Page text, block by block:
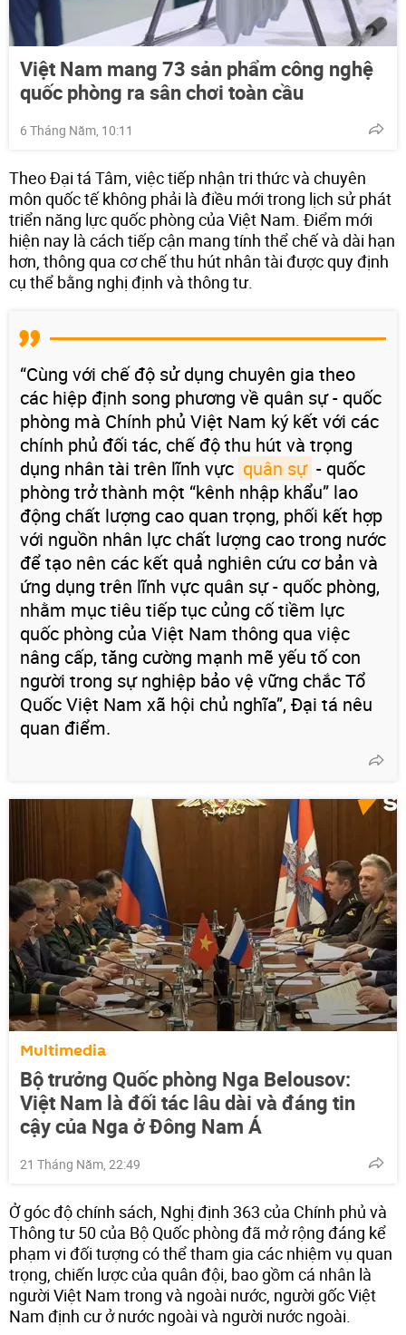
Việt Nam mang 73 sản phẩm công nghệ
quốc phòng ra sân chơi toàn cầu
6 Tháng Năm, 10:11
Theo Đại tá Tâm, việc tiếp nhận tri thức và chuyên
môn quốc tế không phải là điều mới trong lịch sử phát
triển năng lực quốc phòng của Việt Nam. Điểm mới
hiện nay là cách tiếp cận mang tính thể chế và dài hạn
hơn, thông qua cơ chế thu hút nhân tài được quy định
cụ thể bằng nghị định và thông tư.
“Cùng với chế độ sử dụng chuyên gia theo
các hiệp định song phương về quân sự - quốc
phòng mà Chính phủ Việt Nam ký kết với các
chính phủ đối tác, chế độ thu hút và trọng
dụng nhân tài trên lĩnh vực quân sự - quốc
phòng trở thành một “kênh nhập khẩu” lao
động chất lượng cao quan trọng, phối kết hợp
với nguồn nhân lực chất lượng cao trong nước
để tạo nên các kết quả nghiên cứu cơ bản và
ứng dụng trên lĩnh vực quân sự - quốc phòng,
nhằm mục tiêu tiếp tục củng cố tiềm lực
quốc phòng của Việt Nam thông qua việc
nâng cấp, tăng cường mạnh mẽ yếu tố con
người trong sự nghiệp bảo vệ vững chắc Tổ
Quốc Việt Nam xã hội chủ nghĩa”, Đại tá nêu
quan điểm.
Multimedia
Bộ trưởng Quốc phòng Nga Belousov:
Việt Nam là đối tác lâu dài và đáng tin
cậy của Nga ở Đông Nam Á
21 Tháng Năm, 22:49
Ở góc độ chính sách, Nghị định 363 của Chính phủ và
Thông tư 50 của Bộ Quốc phòng đã mở rộng đáng kể
phạm vi đối tượng có thể tham gia các nhiệm vụ quan
trọng, chiến lược của quân đội, bao gồm cá nhân là
người Việt Nam trong và ngoài nước, người gốc Việt
Nam định cư ở nước ngoài và người nước ngoài.